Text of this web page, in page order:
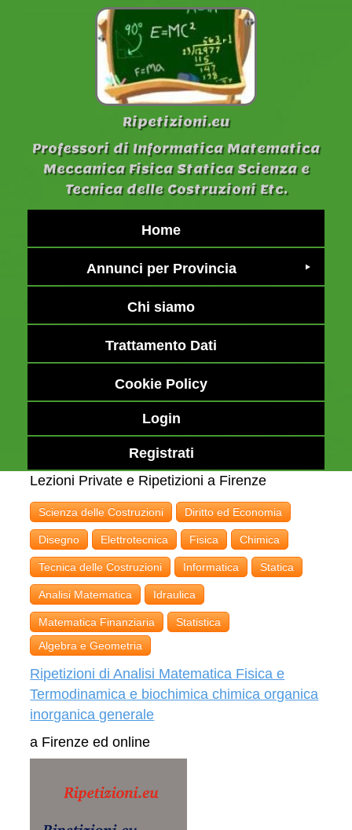
Ripetizioni.eu
Professori di Informatica Matematica
Meccanica Fisica Statica Scienza e
Tecnica delle Costruzioni Etc.
Home
Annunci per Provincia
Chi siamo
Trattamento Dati
Cookie Policy
Login
Registrati
Lezioni Private e Ripetizioni a Firenze
Scienza delle Costruzioni Diritto ed Economia
Disegno Elettrotecnica Fisica Chimica
Tecnica delle Costruzioni Informatica Statica
Analisi Matematica Idraulica
Matematica Finanziaria
Statistica
Algebra e Geometria
Ripetizioni di Analisi Matematica Fisica e
Termodinamica e biochimica chimica organica
inorganica generale
a Firenze ed online